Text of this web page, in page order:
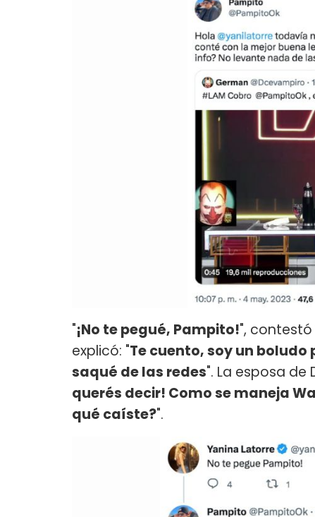
"¡No te pegué, Pampito!", contestó
explicó: "Te cuento, soy un boludo
saqué de las redes". La esposa de
querés decir! Como se maneja
qué caíste?".